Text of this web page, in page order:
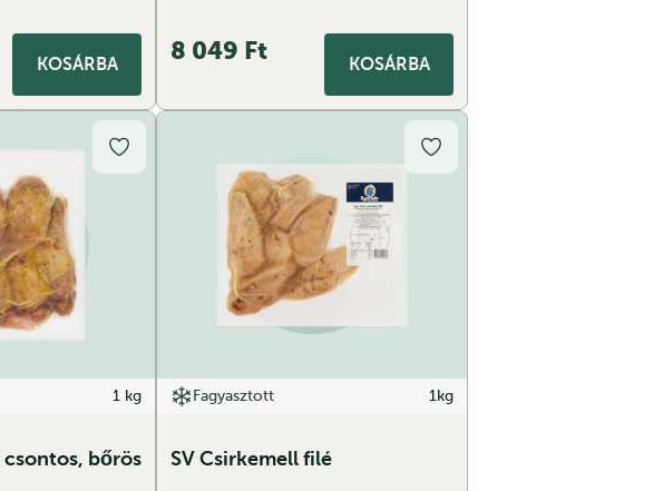
KOSÁRBA 8 049 Ft KOSÁRBA
1 kg
csontos, bőrös
Fagyasztott 1kg
SV Csirkemell filé